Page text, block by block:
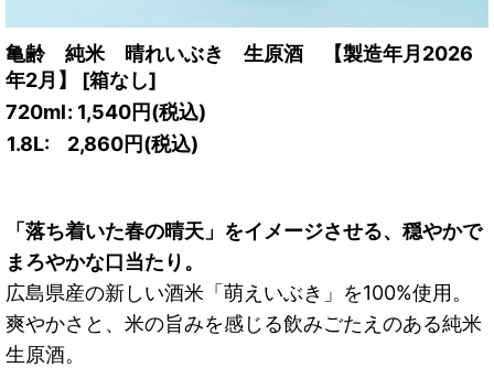
亀齢 純米 晴れいぶき 生原酒 【製造年月2026
年2月】
[箱なし]
720ml: 1,540円(税込)
1.8L:
2,860円(税込)
「落ち着いた春の晴天」をイメージさせる、穏やかで
まろやかな口当たり。
広島県産の新しい酒米「萌えいぶき」を100%使用。
爽やかさと、米の旨みを感じる飲みごたえのある純米
生原酒。